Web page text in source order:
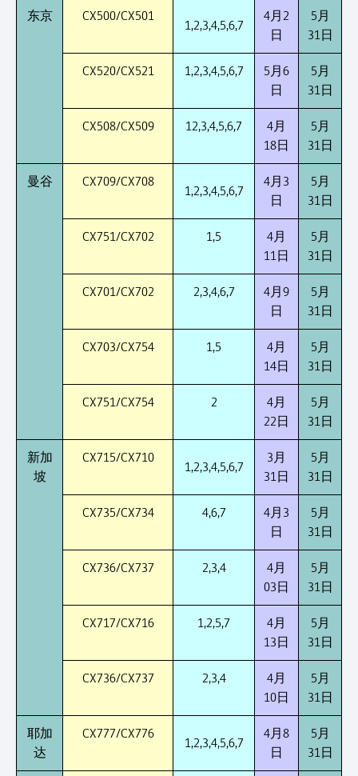
东京 CX500/CX501
1,2,3,4,5,6,7
4月2
日
5月
31日
CX520/CX521 1,2,3,4,5,6,7
5月6
日
5月
31日
CX508/CX509 12,3,4,5,6,7
4月
18日
5月
31日
曼谷 CX709/CX708
1,2,3,4,5,6,7
4月3
日
5月
31日
CX751/CX702 1,5
4月
11日
5月
31日
CX701/CX702 2,3,4,6,7
4月9
日
5月
31日
CX703/CX754 1,5
4月
14日
5月
31日
CX751/CX754 2
4月
22日
5月
31日
新加
坡
CX715/CX710
1,2,3,4,5,6,7
3月
31日
5月
31日
CX735/CX734 4,6,7
4月3
日
5月
31日
CX736/CX737 2,3,4
4月
03日
5月
31日
CX717/CX716 1,2,5,7
4月
13日
5月
31日
CX736/CX737 2,3,4
4月
10日
5月
31日
耶加
达
CX777/CX776
1,2,3,4,5,6,7
4月8
日
5月
31日